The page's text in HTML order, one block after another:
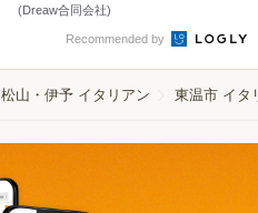
(Dreaw合同会社)
Recommended by
松山・伊予 イタリアン 東温市 イタ